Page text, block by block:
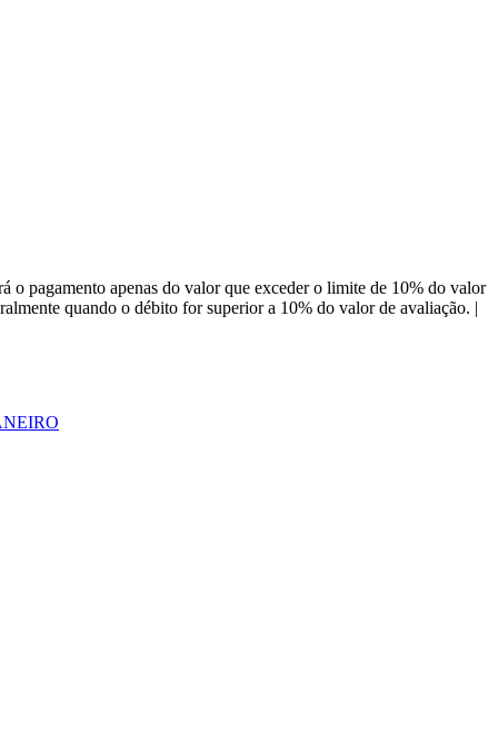
pagamento apenas do valor que exceder o limite de 10% do valor
quando o débito for superior a 10% do valor de avaliação. |